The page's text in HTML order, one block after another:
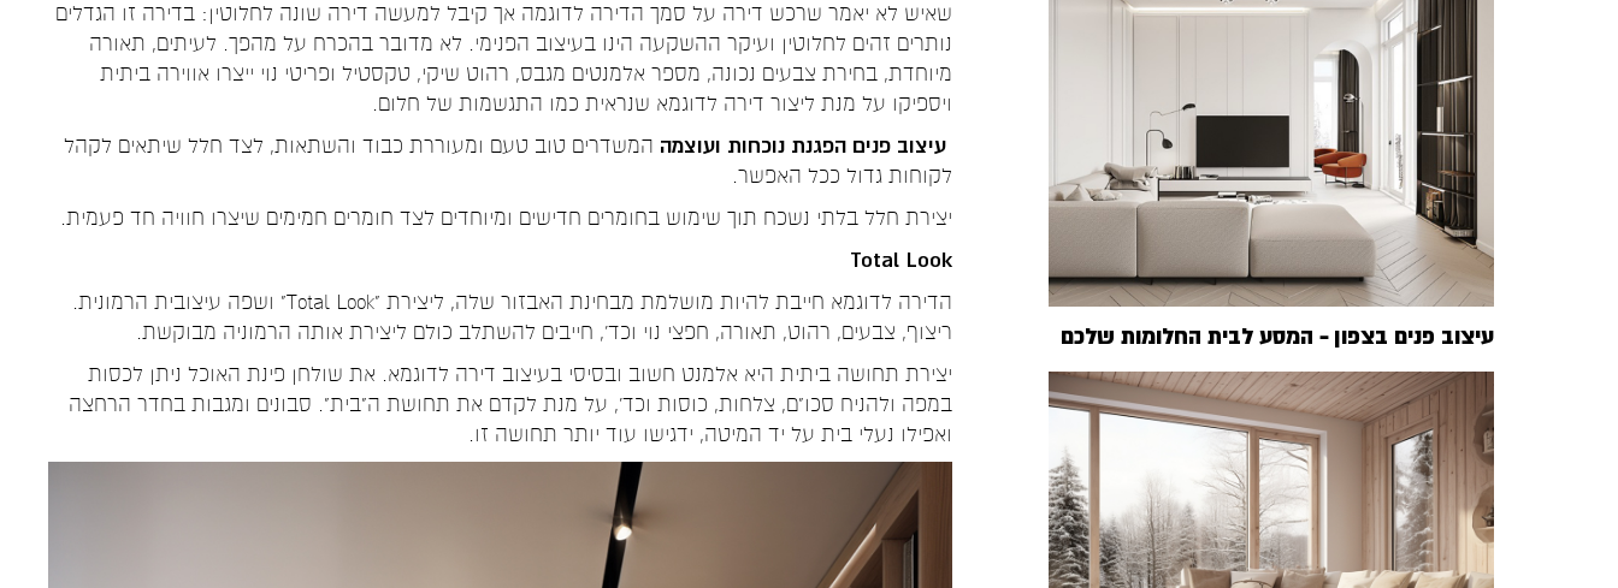
עיצוב פנים בצפון – המסע לבית החלומות שלכם
שאיש לא יאמר שרכש דירה על סמך הדירה לדוגמה אך קיבל למעשה דירה שונה לחלוטין: בדירה זו הגדלים
נותרים זהים לחלוטין ועיקר ההשקעה הינו בעיצוב הפנימי. לא מדובר בהכרח על מהפך. לעיתים, תאורה
מיוחדת, בחירת צבעים נכונה, מספר אלמנטים מגבס, רהוט שיקי, טקסטיל ופריטי נוי ייצרו אווירה ביתית
ויספיקו על מנת ליצור דירה לדוגמא שנראית כמו התגשמות של חלום.
עיצוב פנים הפגנת נוכחות ועוצמה המשדרים טוב טעם ומעוררת כבוד והשתאות, לצד חלל שיתאים לקהל
לקוחות גדול ככל האפשר.
יצירת חלל בלתי נשכח תוך שימוש בחומרים חדישים ומיוחדים לצד חומרים חמימים שיצרו חוויה חד פעמית.
Total Look
הדירה לדוגמא חייבת להיות מושלמת מבחינת האבזור שלה, ליצירת "Total Look" ושפה עיצובית הרמונית.
ריצוף, צבעים, רהוט, תאורה, חפצי נוי וכד', חייבים להשתלב כולם ליצירת אותה הרמוניה מבוקשת.
יצירת תחושה ביתית היא אלמנט חשוב ובסיסי בעיצוב דירה לדוגמא. את שולחן פינת האוכל ניתן לכסות
במפה ולהניח סכו"ם, צלחות, כוסות וכד', על מנת לקדם את תחושת ה"בית". סבונים ומגבות בחדר הרחצה
ואפילו נעלי בית על יד המיטה, ידגישו עוד יותר תחושה זו.